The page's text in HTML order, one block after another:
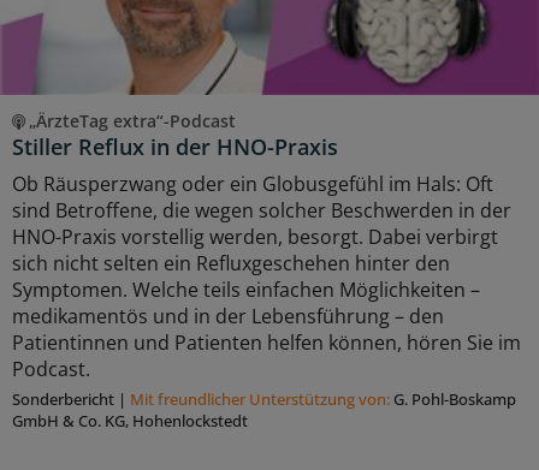
„ÄrzteTag extra“-Podcast
Stiller Reflux in der HNO-Praxis
Ob Räusperzwang oder ein Globusgefühl im Hals: Oft
sind Betroffene, die wegen solcher Beschwerden in der
HNO-Praxis vorstellig werden, besorgt. Dabei verbirgt
sich nicht selten ein Refluxgeschehen hinter den
Symptomen. Welche teils einfachen Möglichkeiten –
medikamentös und in der Lebensführung – den
Patientinnen und Patienten helfen können, hören Sie im
Podcast.
Sonderbericht | Mit freundlicher Unterstützung von: G. Pohl-Boskamp
GmbH & Co. KG, Hohenlockstedt